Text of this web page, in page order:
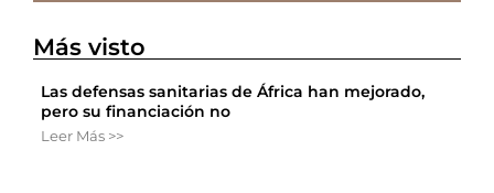
Más visto
Las defensas sanitarias de África han mejorado,
pero su financiación no
Leer Más >>